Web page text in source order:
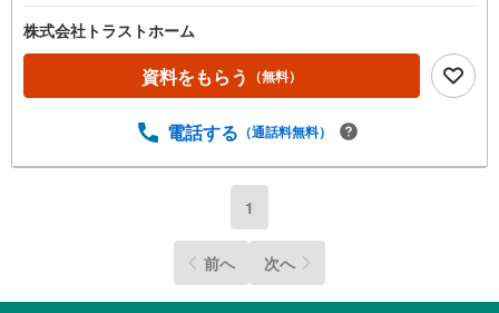
■バルコニーに面した明るく広々とした約19帖LDK■全居室
6帖以上あるゆとりある間取■住空間スッキリ！居室収納■
食洗機付！お料理の後片付けをサポート◎■小・中学校、ス
ーパー、病院が徒歩10分圏内で生活便利♪港島学園 約150m
せください！〇定休日はございません。お時間帯も、お客
様のご都合に可能な限りおこたえします♪〇急なご予約も
大歓迎です♪〇住宅ローン相談、買替相談もお任せくださ
い！詳しくは弊社HPをご覧くださいませ♪〇神戸市全域、
明石・芦屋・西宮・宝塚・三田市など 幅広いエリアで物
株式会社トラストホーム
資料をもらう （無料）
電話する （通話料無料）
1
前へ 次へ